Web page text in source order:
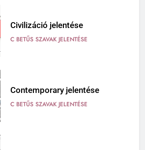
Civilizáció jelentése
C BETŰS SZAVAK JELENTÉSE
Contemporary jelentése
C BETŰS SZAVAK JELENTÉSE